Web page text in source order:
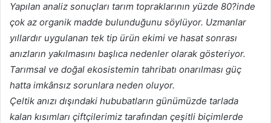
Yapılan analiz sonuçları tarım topraklarının yüzde 80?inde
çok az organik madde bulunduğunu söylüyor. Uzmanlar
yıllardır uygulanan tek tip ürün ekimi ve hasat sonrası
anızların yakılmasını başlıca nedenler olarak gösteriyor.
Tarımsal ve doğal ekosistemin tahribatı onarılması güç
hatta imkânsız sorunlara neden oluyor.
Çeltik anızı dışındaki hububatların günümüzde tarlada
kalan kısımları çiftçilerimiz tarafından çeşitli biçimlerde